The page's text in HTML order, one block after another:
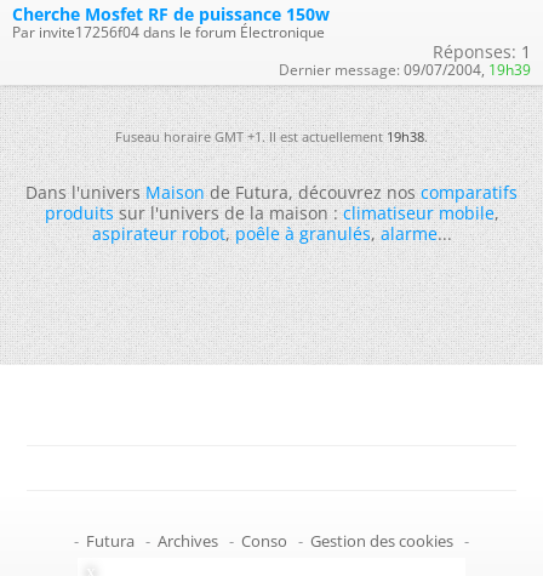
Cherche Mosfet RF de puissance 150w
Par invite17256f04 dans le forum Électronique
Réponses: 1
Dernier message: 09/07/2004, 19h39
Fuseau horaire GMT +1. Il est actuellement19h38.
Dans l'universMaisonde Futura, découvrez noscomparatifs
produitssur l'univers de la maison :climatiseur mobile,
aspirateur robot,poêle à granulés,alarme...
- Futura - Archives - Conso - Gestion des cookies -